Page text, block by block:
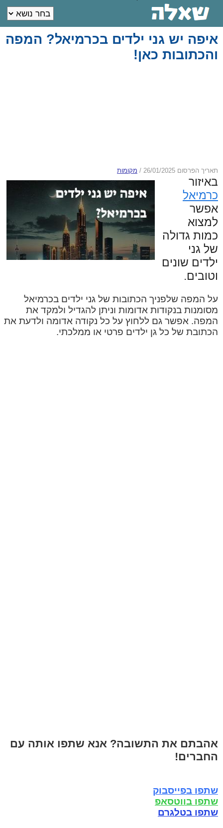
איפה יש גני ילדים בכרמיאל? המפה
והכתובות כאן!
תאריך הפרסום 26/01/2025 / מקומות
באיזור
כרמיאל
אפשר
למצוא
כמות גדולה
של גני
ילדים שונים
וטובים.
על המפה שלפניך הכתובות של גני ילדים בכרמיאל
מסומנות בנקודות אדומות וניתן להגדיל ולמקד את
המפה. אפשר גם ללחוץ על כל נקודה אדומה ולדעת את
הכתובת של כל גן ילדים פרטי או ממלכתי.
אהבתם את התשובה? אנא שתפו אותה עם
החברים!
שתפו בפייסבוק
שתפו בווטסאפ
שתפו בטלגרם